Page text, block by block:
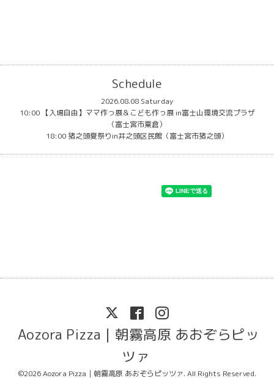
Schedule
2026.08.08 Saturday
10:00 【入場自由】ママ作っ展＆こども作っ展 in富士山環境交流プラザ
（富士宮市粟倉）
18:00 猪之頭夏祭りin井之頭区民館（富士宮市猪之頭）
Aozora Pizza｜朝霧高原 あおぞらピッ
ツァ
©2026Aozora Pizza｜朝霧高原 あおぞらピッツァ. All Rights Reserved.